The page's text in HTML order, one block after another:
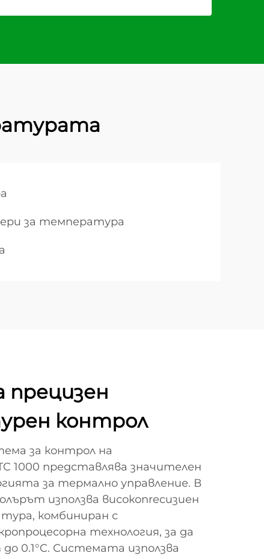
за температура
прецизен
контрол
за контрол на
1000 представлява значителен
за термално управление. В
използва високопrecизиен
комбиниран с
технология, за да
0.1°C. Системата използва